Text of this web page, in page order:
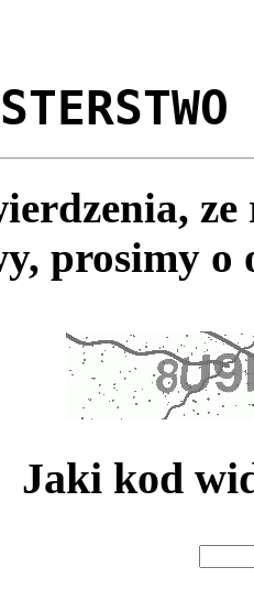
prosimy o
Jaki kod